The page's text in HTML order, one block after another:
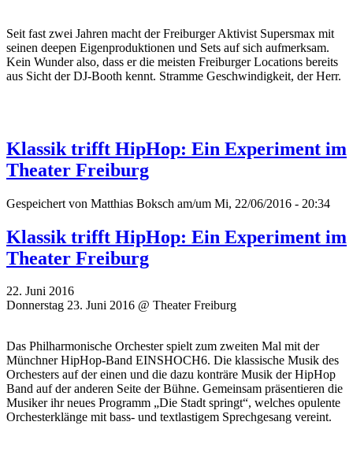
Seit fast zwei Jahren macht der Freiburger Aktivist Supersmax mit
seinen deepen Eigenproduktionen und Sets auf sich aufmerksam.
Kein Wunder also, dass er die meisten Freiburger Locations bereits
aus Sicht der DJ-Booth kennt. Stramme Geschwindigkeit, der Herr.
Klassik trifft HipHop: Ein Experiment im
Theater Freiburg
Gespeichert von Matthias Boksch am/um Mi, 22/06/2016 - 20:34
Klassik trifft HipHop: Ein Experiment im
Theater Freiburg
22. Juni 2016
Donnerstag 23. Juni 2016 @ Theater Freiburg
Das Philharmonische Orchester spielt zum zweiten Mal mit der
Münchner HipHop-Band EINSHOCH6. Die klassische Musik des
Orchesters auf der einen und die dazu konträre Musik der HipHop
Band auf der anderen Seite der Bühne. Gemeinsam präsentieren die
Musiker ihr neues Programm „Die Stadt springt“, welches opulente
Orchesterklänge mit bass- und textlastigem Sprechgesang vereint.